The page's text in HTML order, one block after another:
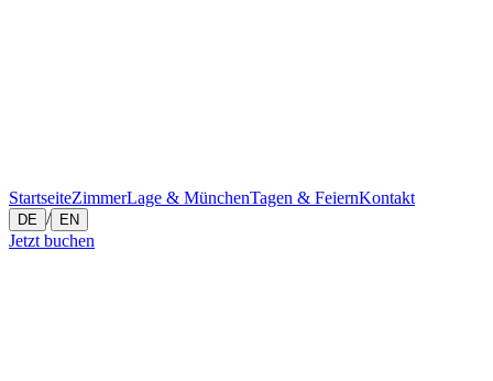
StartseiteZimmerLage & MünchenTagen & FeiernKontakt
DE / EN
Jetzt buchen